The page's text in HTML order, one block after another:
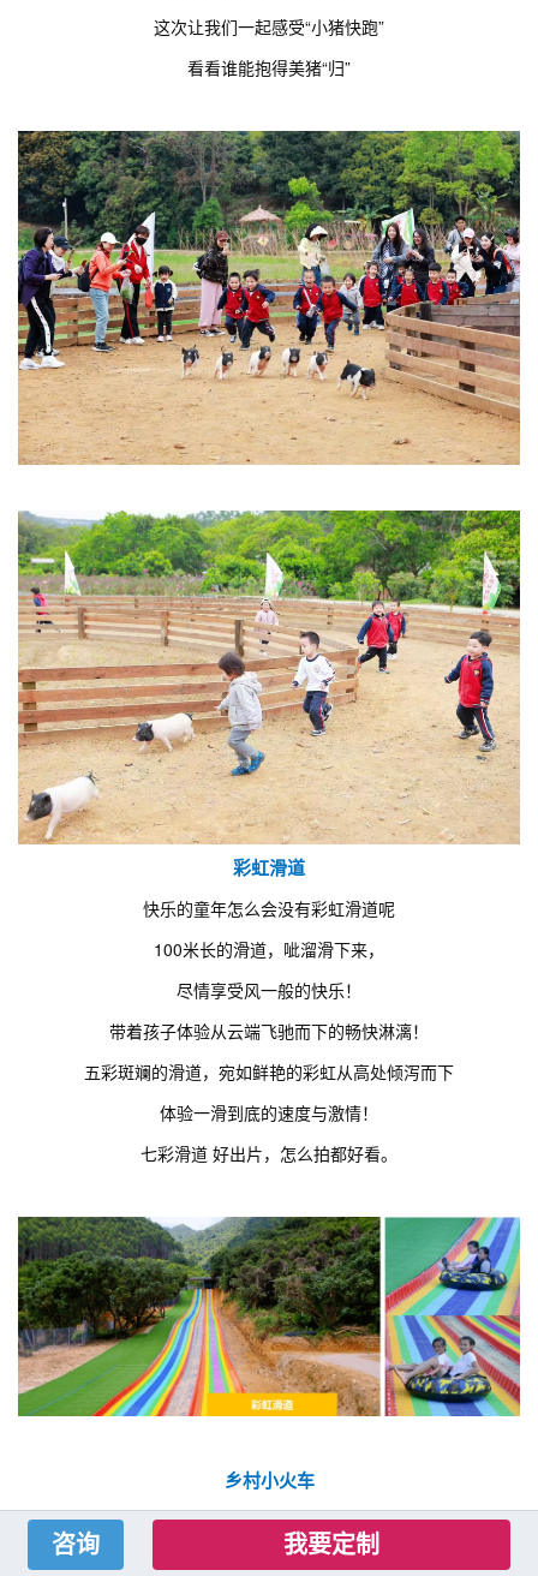
这次让我们一起感受“小猪快跑”
看看谁能抱得美猪“归”
彩虹滑道
快乐的童年怎么会没有彩虹滑道呢
100米长的滑道，呲溜滑下来，
尽情享受风一般的快乐！
带着孩子体验从云端飞驰而下的畅快淋漓！
五彩斑斓的滑道，宛如鲜艳的彩虹从高处倾泻而下
体验一滑到底的速度与激情！
七彩滑道 好出片，怎么拍都好看。
乡村小火车
在这里，我们远离城市 喧闹，
静静地感受湛蓝的天空
我要定制